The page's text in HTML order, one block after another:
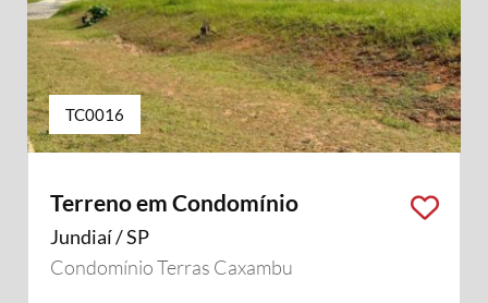
TC0016
Terreno em Condomínio
Jundiaí / SP
Condomínio Terras Caxambu